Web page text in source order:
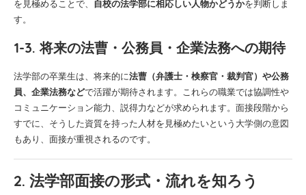
を見極めることで、 自校の法学部に相応しい人物かどうかを判断しま
す。
1-3. 将来の法曹・公務員・企業法務への期待
法学部の卒業生は、将来的に法曹（弁護士・検察官・裁判官）や公務
員、企業法務などで活躍が期待されます。これらの職業では協調性や
コミュニケーション能力、説得力などが求められます。面接段階から
すでに、そうした資質を持った人材を見極めたいという大学側の意図
もあり、面接が重視されるのです。
2. 法学部面接の形式・流れを知ろう